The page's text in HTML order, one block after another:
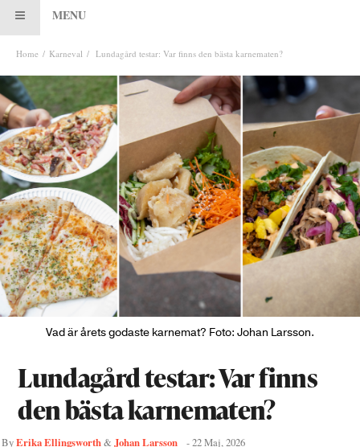
MENU
Home Karneval Lundagård testar: Var finns den bästa karnematen?
Vad är årets godaste karnemat? Foto: Johan Larsson.
Lundagård testar: Var finns
den bästa karnematen?
ByErika Ellingsworth&Johan Larsson -22 Maj, 2026